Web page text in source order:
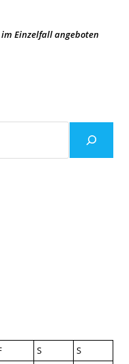
Einzelfall angeboten
S
S